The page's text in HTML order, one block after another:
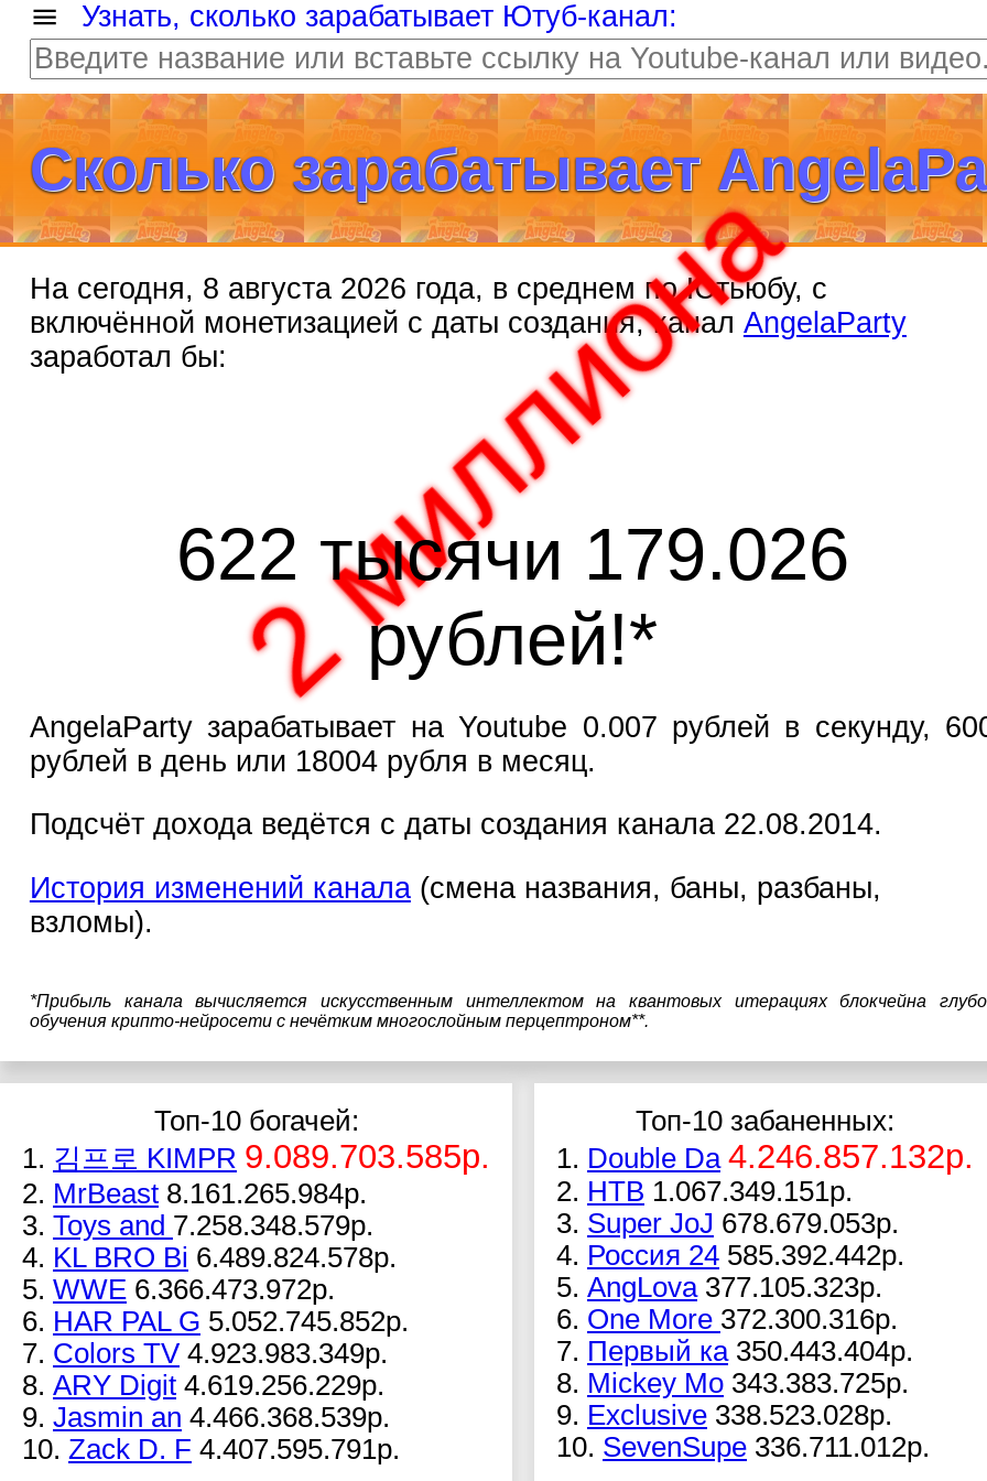
Узнать, сколько зарабатывает Ютуб-канал:
Сколько зарабатывает
На сегодня, 8 августа 2026 года, в среднем по Ютьюбу, с
включённой монетизацией с даты создания, канал AngelaParty
заработал бы:
2 миллиона
622 тысячи 179.028
рублей!*
AngelaParty зарабатывает на Youtube 0.007 рублей в секунду,
рублей в день или 18004 рубля в месяц.
Подсчёт дохода ведётся с даты создания канала 22.08.2014.
История изменений канала(смена названия, баны, разбаны,
взломы).
*Прибыль канала вычисляется искусственным интеллектом на квантовых итерациях блокчейна
обучения крипто-нейросети с нечётким многослойным перцептроном**.
Топ-10 богачей:
1. 김프로 KIMPR 9.089.703.585р.
2. MrBeast 8.161.265.984р.
3. Toys and 7.258.348.579р.
4. KL BRO Bi 6.489.824.578р.
5. WWE 6.366.473.972р.
6. HAR PAL G 5.052.745.852р.
7. Colors TV 4.923.983.349р.
8. ARY Digit 4.619.256.229р.
9. Jasmin an 4.466.368.539р.
10. Zack D. F 4.407.595.791р.
Топ-10 забаненных:
1. Double Da 4.246.857.132р.
2. НТВ 1.067.349.151р.
3. Super JoJ 678.679.053р.
4. Россия 24 585.392.442р.
5. AngLova 377.105.323р.
6. One More 372.300.316р.
7. Первый ка 350.443.404р.
8. Mickey Mo 343.383.725р.
9. Exclusive 338.523.028р.
10. SevenSupe 336.711.012р.